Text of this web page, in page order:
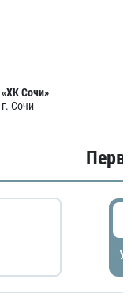
«ХК Сочи»
г. Сочи